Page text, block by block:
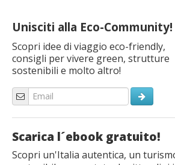
Unisciti alla Eco-Community!
Scopri idee di viaggio eco-friendly,
consigli per vivere green, strutture
sostenibili e molto altro!
Scarica l´ebook gratuito!
Scopri un'Italia autentica, un